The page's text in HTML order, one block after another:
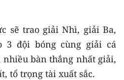
sẽ trao giải Nhì, giải Ba,
3 đội bóng cùng giải cá
bàn thắng nhất giải,
tổ trọng tài xuất sắc.